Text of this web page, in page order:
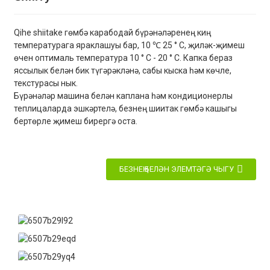
Qihe shiitake гөмбә карабодай бүрәнәләренең киң
температурага яраклашуы бар, 10 ℃ 25 ° C, җиләк-җимеш
өчен оптималь температура 10 ° C - 20 ° C. Капка бераз
яссылык белән бик түгәрәкләнә, сабы кыска һәм көчле,
текстурасы нык.
Бүрәнәләр машина белән каплана һәм кондиционерлы
теплицаларда эшкәртелә, безнең шиитак гөмбә кашыгы
бертөрле җимеш бирергә оста.
БЕЗНЕҢ БЕЛӘН ЭЛЕМТӘГӘ ЧЫГУ